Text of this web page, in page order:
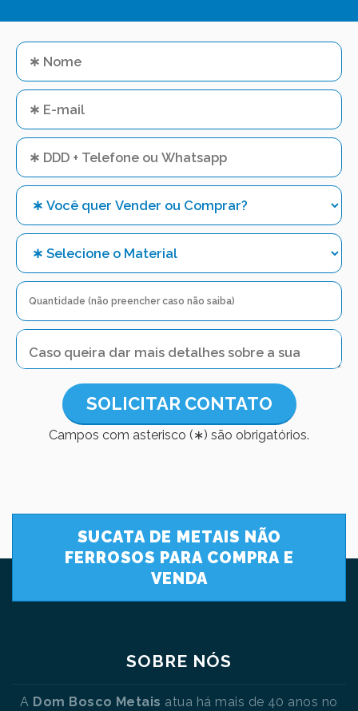
SOLICITAR CONTATO
Campos com asterisco (∗) são obrigatórios.
SUCATA DE METAIS NÃO
FERROSOS PARA COMPRA E
VENDA
SOBRE NÓS
A Dom Bosco Metais atua há mais de 40 anos no